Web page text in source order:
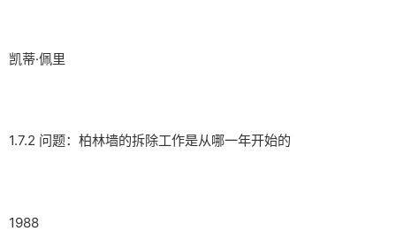
凯蒂·佩里
1.7.2 问题：柏林墙的拆除工作是从哪一年开始的
1988